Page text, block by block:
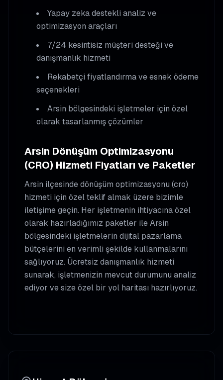
Yapay zeka destekli analiz ve
optimizasyon araçları
7/24 kesintisiz müşteri desteği ve
danışmanlık hizmeti
Rekabetçi fiyatlandırma ve esnek ödeme
seçenekleri
Arsin bölgesindeki işletmeler için özel
olarak tasarlanmış çözümler
Arsin Dönüşüm Optimizasyonu
(CRO) Hizmeti Fiyatları ve Paketler
Arsin ilçesindedönüşüm optimizasyonu (cro)
hizmeti için özel teklif almak üzere bizimle
iletişime geçin. Her işletmenin ihtiyacına özel
olarak hazırladığımız paketler ileArsin
bölgesindeki işletmelerin dijital pazarlama
bütçelerini en verimli şekilde kullanmalarını
sağlıyoruz. Ücretsiz danışmanlık hizmeti
sunarak, işletmenizin mevcut durumunu analiz
ediyor ve size özel bir yol haritası hazırlıyoruz.